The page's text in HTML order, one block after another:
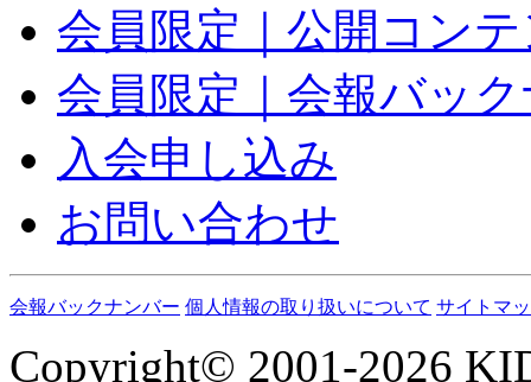
会員限定｜公開コン
会員限定｜会報バッ
入会申し込み
お問い合わせ
会報バックナンバー 個人情報の取り扱いについて サイトマ
Copyright© 2001-2026